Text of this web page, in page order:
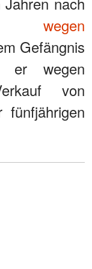
wegen
Gefängnis
er wegen
von
fünfjährigen